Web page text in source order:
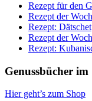
Rezept für den
Rezept der
Rezept: Dätschet
Rezept der
Rezept:
Genussbücher im
Hier geht’s zum Shop